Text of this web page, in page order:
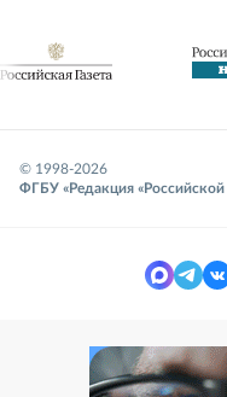
© 1998-2026
ФГБУ «Редакция «Российской